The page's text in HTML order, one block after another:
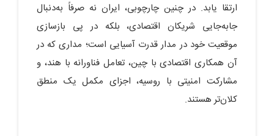
ارتقا یابد. در چنین چارچوبی، ایران نه صرفاً به‌دنبال
جابه‌جایی شریکان اقتصادی، بلکه در پی بازسازی
موقعیت خود در مدار قدرت آسیایی است؛ مداری که در
آن همکاری اقتصادی با چین، تعامل فناورانه با هند، و
مشارکت امنیتی با روسیه، اجزای مکمل یک منطق
کلان‌تر هستند.